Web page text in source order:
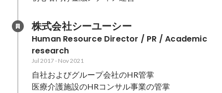
株式会社シーユーシー
Human Resource Director / PR / Academic
research
Jul 2017- Nov 2021
自社およびグループ会社のHR管掌
医療介護施設のHRコンサル事業の管掌